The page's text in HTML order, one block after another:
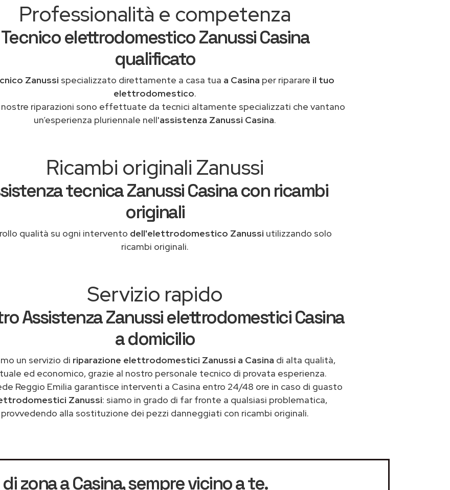
Professionalità e competenza
Tecnico elettrodomestico Zanussi Casina
qualificato
Zanussi specializzato direttamente a casa tua a Casina per riparare il tuo
elettrodomestico.
riparazioni sono effettuate da tecnici altamente specializzati che vantano
un’esperienza pluriennale nell'assistenza Zanussi Casina.
Ricambi originali Zanussi
tecnica Zanussi Casina con ricambi
originali
qualità su ogni intervento dell'elettrodomestico Zanussi utilizzando solo
ricambi originali.
Servizio rapido
Assistenza Zanussi elettrodomestici Casina
a domicilio
un servizio di riparazione elettrodomestici Zanussi a Casina di alta qualità,
ed economico, grazie al nostro personale tecnico di provata esperienza.
Reggio Emilia garantisce interventi a Casina entro 24/48 ore in caso di guasto
Zanussi: siamo in grado di far fronte a qualsiasi problematica,
provvedendo alla sostituzione dei pezzi danneggiati con ricambi originali.
zona a Casina, sempre vicino a te.